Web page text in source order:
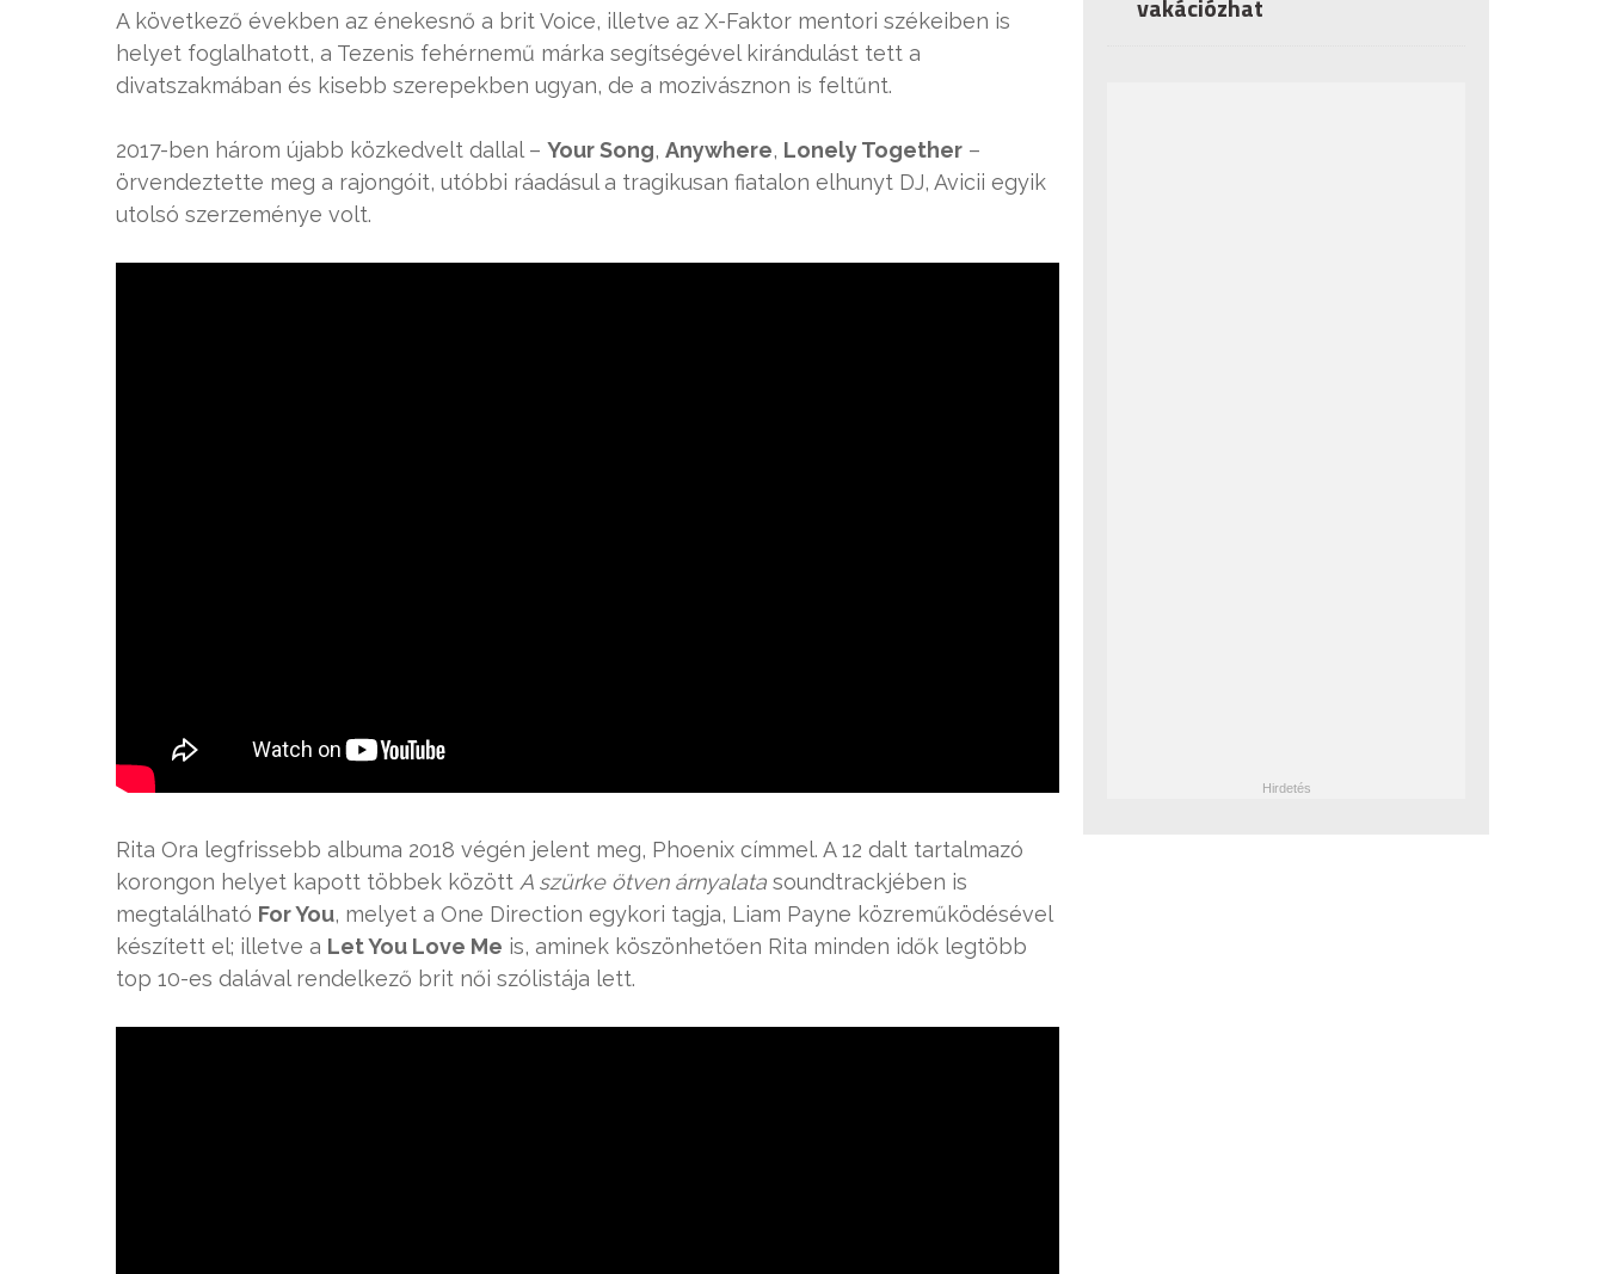
A következő években az énekesnő a brit Voice, illetve az X-Faktor mentori székeiben is
helyet foglalhatott, a Tezenis fehérnemű márka segítségével kirándulást tett a
divatszakmában és kisebb szerepekben ugyan, de a mozivásznon is feltűnt.
2017-ben három újabb közkedvelt dallal – Your Song, Anywhere, Lonely Together –
örvendeztette meg a rajongóit, utóbbi ráadásul a tragikusan fiatalon elhunyt DJ, Avicii egyik
utolsó szerzeménye volt.
Rita Ora legfrissebb albuma 2018 végén jelent meg, Phoenix címmel. A 12 dalt tartalmazó
korongon helyet kapott többek között A szürke ötven árnyalata soundtrackjében is
megtalálható For You, melyet a One Direction egykori tagja, Liam Payne közreműködésével
készített el; illetve a Let You Love Me is, aminek köszönhetően Rita minden idők legtöbb
top 10-es dalával rendelkező brit női szólistája lett.
vakációzhat